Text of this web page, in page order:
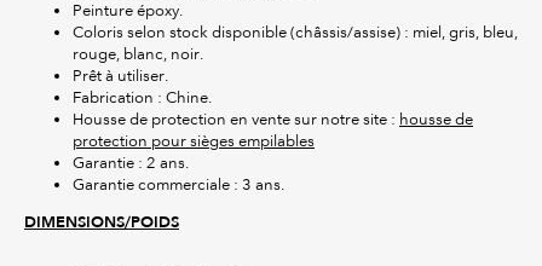
Peinture époxy.
Coloris selon stock disponible (châssis/assise) : miel, gris, bleu,
rouge, blanc, noir.
Prêt à utiliser.
Fabrication : Chine.
Housse de protection en vente sur notre site : housse de
protection pour sièges empilables
Garantie : 2 ans.
Garantie commerciale : 3 ans.
DIMENSIONS/POIDS